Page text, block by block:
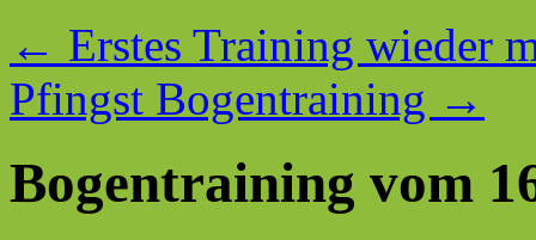
← Erstes Training wieder
Pfingst Bogentraining →
Bogentraining vom